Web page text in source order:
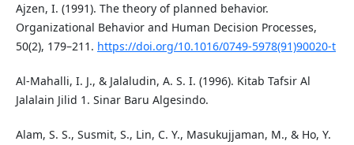
Ajzen, I. (1991). The theory of planned behavior.
Organizational Behavior and Human Decision Processes,
50(2), 179–211. https://doi.org/10.1016/0749-5978(91)90020-t
Al-Mahalli, I. J., & Jalaludin, A. S. I. (1996). Kitab Tafsir Al
Jalalain Jilid 1. Sinar Baru Algesindo.
Alam, S. S., Susmit, S., Lin, C. Y., Masukujjaman, M., & Ho, Y.